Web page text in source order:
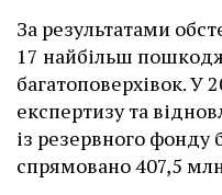
За результатами
17 найбільш
багатоповерхівок. У
експертизу та
із резервного
спрямовано 407,5